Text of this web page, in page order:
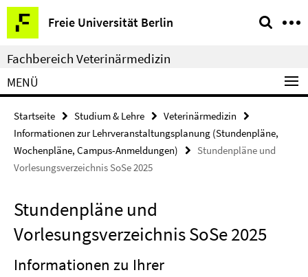
Springe
direkt
zu
Inhalt
Freie Universität Berlin
Service-
Navigation
Fachbereich Veterinärmedizin
MENÜ
Startseite Studium & Lehre
Veterinärmedizin
Informationen zur Lehrveranstaltungsplanung (Stundenpläne,
Wochenpläne, Campus-Anmeldungen)
Stundenpläne und
Vorlesungsverzeichnis SoSe 2025
Stundenpläne und
Vorlesungsverzeichnis SoSe 2025
Informationen zu Ihrer